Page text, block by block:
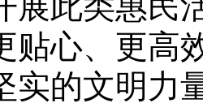
贴心、更高
实的文明力